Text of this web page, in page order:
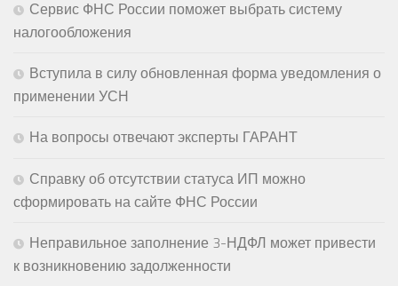
Сервис ФНС России поможет выбрать систему
налогообложения
Вступила в силу обновленная форма уведомления о
применении УСН
На вопросы отвечают эксперты ГАРАНТ
Справку об отсутствии статуса ИП можно
сформировать на сайте ФНС России
Неправильное заполнение 3-НДФЛ может привести
к возникновению задолженности